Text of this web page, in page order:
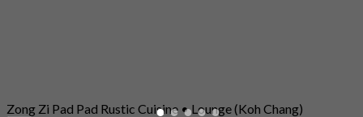
Zong Zi Pad Pad Rustic Cuisine • Lounge (Koh Chang)